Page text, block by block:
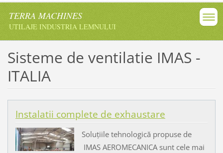
TERRA MACHINES
UTILAJE INDUSTRIA LEMNULUI
Sisteme de ventilatie IMAS -
ITALIA
Instalatii complete de exhaustare
Soluţiile tehnologică propuse de
IMAS AEROMECANICA sunt cele mai